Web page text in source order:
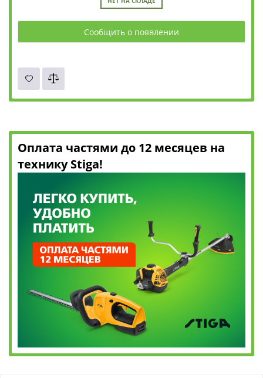
Сообщить о появлении
Оплата частями до 12 месяцев на
технику Stiga!